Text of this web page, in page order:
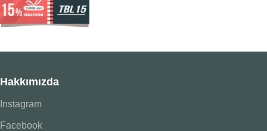
Hakkımızda
Instagram
Facebook